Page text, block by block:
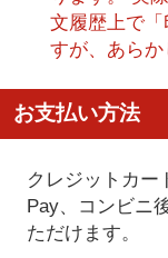
文履歴上で
すが、あらか
お支払い方法
クレジットカー
Pay、コンビニ
ただけます。